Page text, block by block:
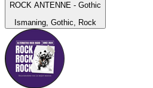
ROCK ANTENNE - Gothic
Ismaning, Gothic, Rock